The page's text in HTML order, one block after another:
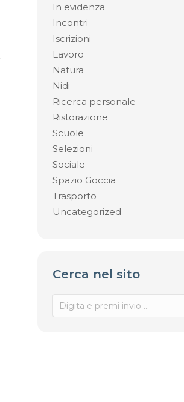
In evidenza
Incontri
Iscrizioni
Lavoro
Natura
Nidi
Ricerca personale
Ristorazione
Scuole
Selezioni
Sociale
Spazio Goccia
Trasporto
Uncategorized
Cerca nel sito